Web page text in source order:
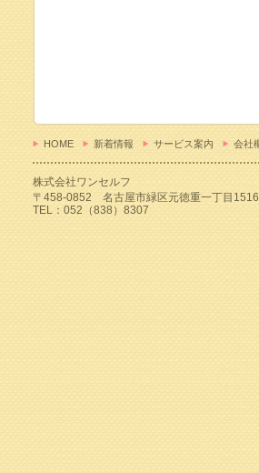
HOME 新着情報 サービス案内 会社
株式会社ワンセルフ
〒458-0852 名古屋市緑区元徳重一丁目
TEL：052（838）8307